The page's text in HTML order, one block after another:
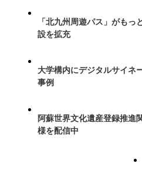
「北九州周遊パス」がも
設を拡充
大学構内にデジタルサイ
事例
阿蘇世界文化遺産登録推
様を配信中